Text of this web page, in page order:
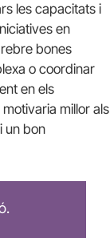
les capacitats i
en
bones
o coordinar
en els
millor als
un bon